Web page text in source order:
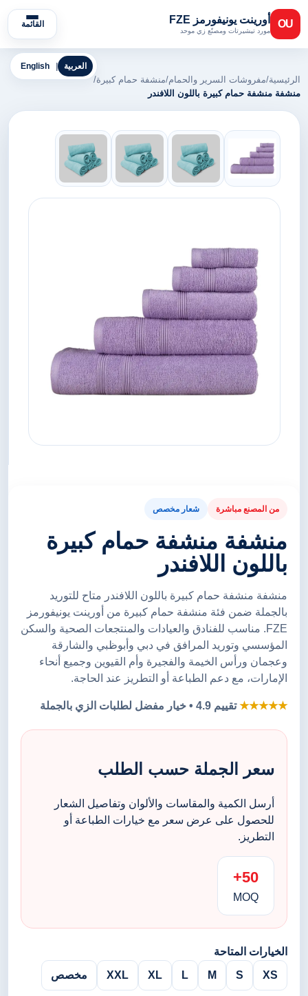
OU أورينت يونيفورمز FZE
مورد تيشيرتات ومصنّع زي موحد
القائمة
English العربية
الرئيسية/مفروشات السرير والحمام/منشفة حمام كبيرة/
منشفة منشفة حمام كبيرة باللون اللافندر
من المصنع مباشرة شعار مخصص
منشفة منشفة حمام كبيرة
باللون اللافندر
منشفة منشفة حمام كبيرة باللون اللافندر متاح للتوريد
بالجملة ضمن فئة منشفة حمام كبيرة من أورينت يونيفورمز
FZE. مناسب للفنادق والعيادات والمنتجعات الصحية والسكن
المؤسسي وتوريد المرافق في دبي وأبوظبي والشارقة
وعجمان ورأس الخيمة والفجيرة وأم القيوين وجميع أنحاء
الإمارات، مع دعم الطباعة أو التطريز عند الحاجة.
★★★★★تقييم 4.9 • خيار مفضل لطلبات الزي بالجملة
سعر الجملة حسب الطلب
أرسل الكمية والمقاسات والألوان وتفاصيل الشعار
للحصول على عرض سعر مع خيارات الطباعة أو
التطريز.
50+
MOQ
الخيارات المتاحة
XS
S
M
L
XL
XXL مخصص